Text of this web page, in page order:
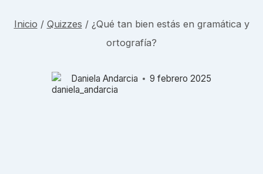
Inicio / Quizzes / ¿Qué tan bien estás en gramática y
ortografía?
Daniela Andarcia 9 febrero 2025